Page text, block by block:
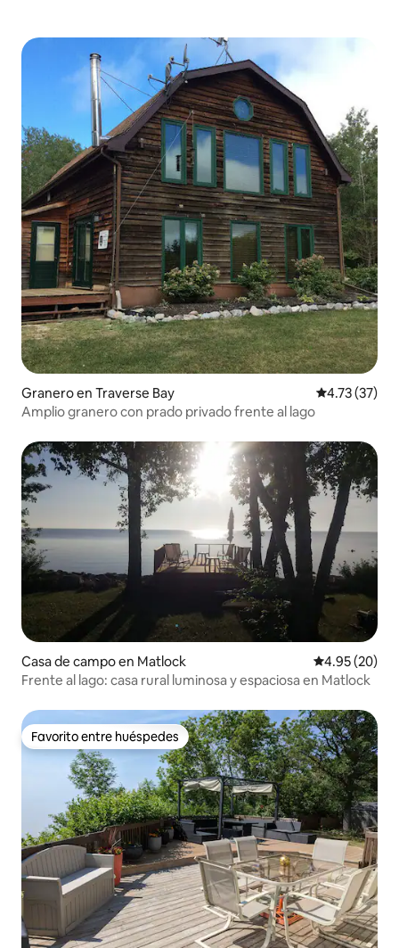
Granero en Traverse Bay Calificación
4.73 (37)
Amplio granero con prado privado frente al lago
Casa de campo en Matlock Calificación
4.95 (20)
Frente al lago: casa rural luminosa y espaciosa en Matlock
Favorito entre huéspedes
Favorito entre huéspedes